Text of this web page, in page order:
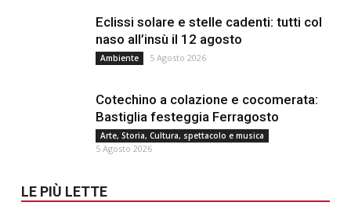
Eclissi solare e stelle cadenti: tutti col
naso all’insù il 12 agosto
Ambiente 5 Agosto 2026
Cotechino a colazione e cocomerata:
Bastiglia festeggia Ferragosto
Arte, Storia, Cultura, spettacolo e musica
5 Agosto 2026
LE PIÙ LETTE